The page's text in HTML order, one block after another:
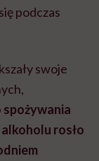
podczas
swoje
rosło